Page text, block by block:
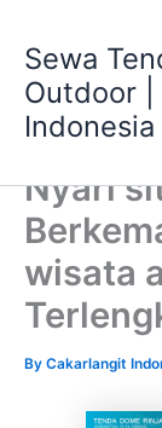
content
Sewa
Outdoor |
Indonesia
Nyari
wisata
By Cakarlangit